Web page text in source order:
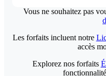
Vous ne souhaitez pas
Les forfaits incluent notre
accès
Explorez nos forfaits